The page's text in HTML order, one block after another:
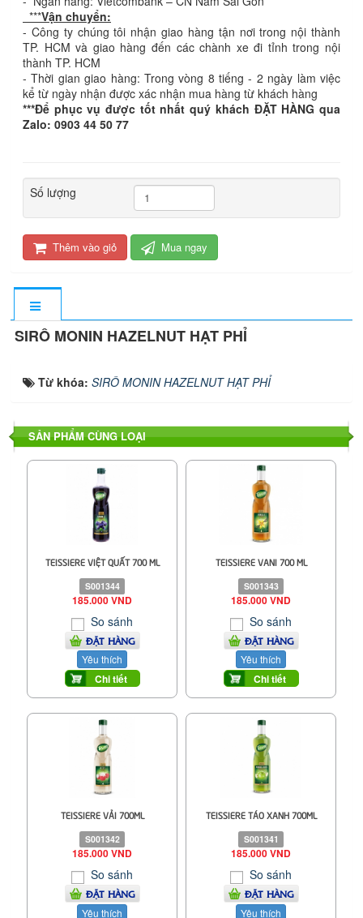
***Vận chuyển:
- Công ty chúng tôi nhận giao hàng tận nơi trong nội thành
TP. HCM và giao hàng đến các chành xe đi tỉnh trong nội
thành TP. HCM
- Thời gian giao hàng: Trong vòng 8 tiếng - 2 ngày làm việc
kể từ ngày nhận được xác nhận mua hàng từ khách hàng
***Để phục vụ được tốt nhất quý khách ĐẶT HÀNG qua
Zalo: 0903 44 50 77
Số lượng
Thêm vào giỏ Mua ngay
SIRÔ MONIN HAZELNUT HẠT PHỈ
Từ khóa: SIRÔ MONIN HAZELNUT HẠT PHỈ
SẢN PHẨM CÙNG LOẠI
TEISSIERE VIỆT QUẤT 700 ML
S001344
185.000 VND
So sánh
ĐẶT HÀNG
Yêu thích
Chi tiết
TEISSIERE VANI 700 ML
S001343
185.000 VND
So sánh
ĐẶT HÀNG
Yêu thích
Chi tiết
TEISSIERE VẢI 700ML
S001342
185.000 VND
So sánh
ĐẶT HÀNG
Yêu thích
TEISSIERE TÁO XANH 700ML
S001341
185.000 VND
So sánh
ĐẶT HÀNG
Yêu thích